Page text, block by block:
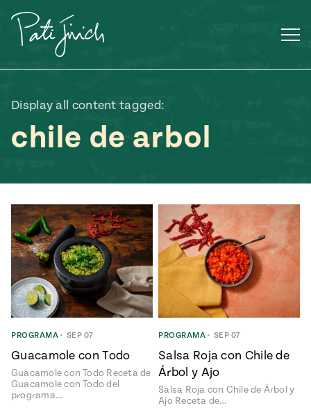
contenido
elote
Verano
a la
Parrilla
S14
1409:
en Mi
Pati's
Mexican
Table
ENGLISH•ESPAÑOL
Display all content tagged:
chile de arbol
PROGRAMA • SEP 07
Guacamole con Todo
Guacamole con Todo Receta de
Guacamole con Todo del
programa…
PROGRAMA • SEP 07
Salsa Roja con Chile de
Árbol y Ajo
Salsa Roja con Chile de Árbol y
Ajo Receta de…